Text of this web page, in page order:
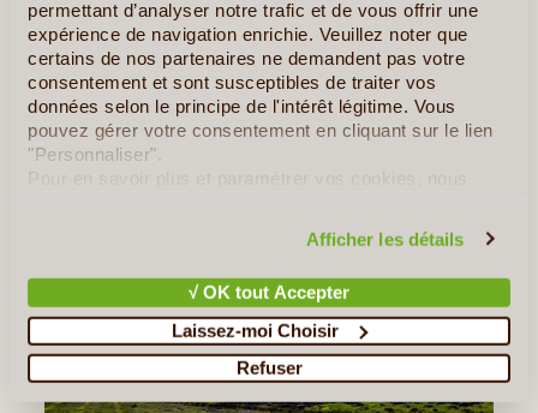
permettant d’analyser notre trafic et de vous offrir une
expérience de navigation enrichie. Veuillez noter que
certains de nos partenaires ne demandent pas votre
consentement et sont susceptibles de traiter vos
données selon le principe de l'intérêt légitime. Vous
pouvez gérer votre consentement en cliquant sur le lien
"Personnaliser".
Pour en savoir plus et paramétrer vos cookies, nous
Afficher les détails
√ OK tout Accepter
Laissez-moi Choisir
Refuser
Niché à plus de 4300 mètres d’altitude, El Tatio, champ
géothermique du nord du Chili est l’un des plus hauts du monde.
L'on y découvre une succession de colonnes de vapeur et de
bassins bouillonnants, le tout baigné dans une (...)